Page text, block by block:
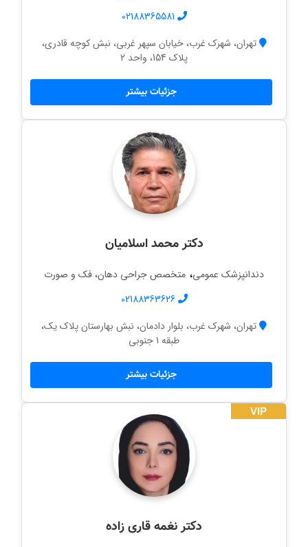
02188365581
تهران، شهرک غرب، خیابان سپهر غربی، نبش کوچه قادری،
پلاک 154، واحد 2
جزئیات بیشتر
دکتر محمد اسلامیان
دندانپزشک عمومی، متخصص جراحی دهان، فک و صورت
02188363626
تهران، شهرک غرب، بلوار دادمان، نبش بهارستان پلاک یک،
طبقه 1 جنوبی
جزئیات بیشتر
VIP
دکتر نغمه قاری زاده